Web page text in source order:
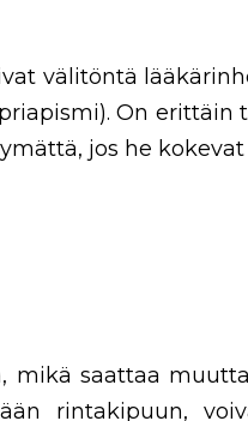
välitöntä
On erittäin
jos he
mikä saattaa
rintakipuun,